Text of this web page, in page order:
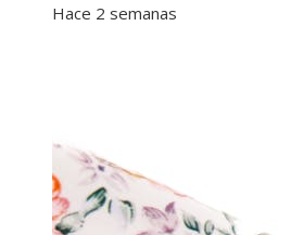
Hace 2 semanas